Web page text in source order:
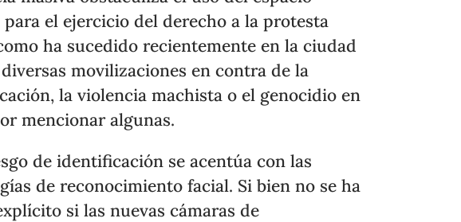
el ejercicio del derecho a la protesta
ha sucedido recientemente en la ciudad
movilizaciones en contra de la
la violencia machista o el genocidio en
mencionar algunas.
de identificación se acentúa con las
de reconocimiento facial. Si bien no se ha
si las nuevas cámaras de